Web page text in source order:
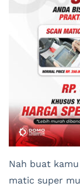
Nah buat
matic super